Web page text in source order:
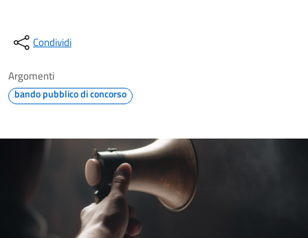
Condividi
Argomenti
bando pubblico di concorso